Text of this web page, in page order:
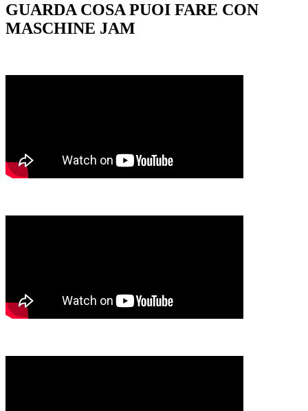
GUARDA COSA PUOI FARE CON
MASCHINE JAM